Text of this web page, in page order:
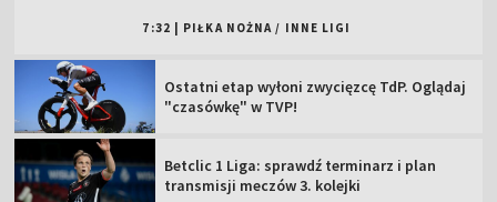
7:32 PIŁKA NOŻNA / INNE LIGI
Ostatni etap wyłoni zwycięzcę TdP. Oglądaj
"czasówkę" w TVP!
Betclic 1 Liga: sprawdź terminarz i plan
transmisji meczów 3. kolejki